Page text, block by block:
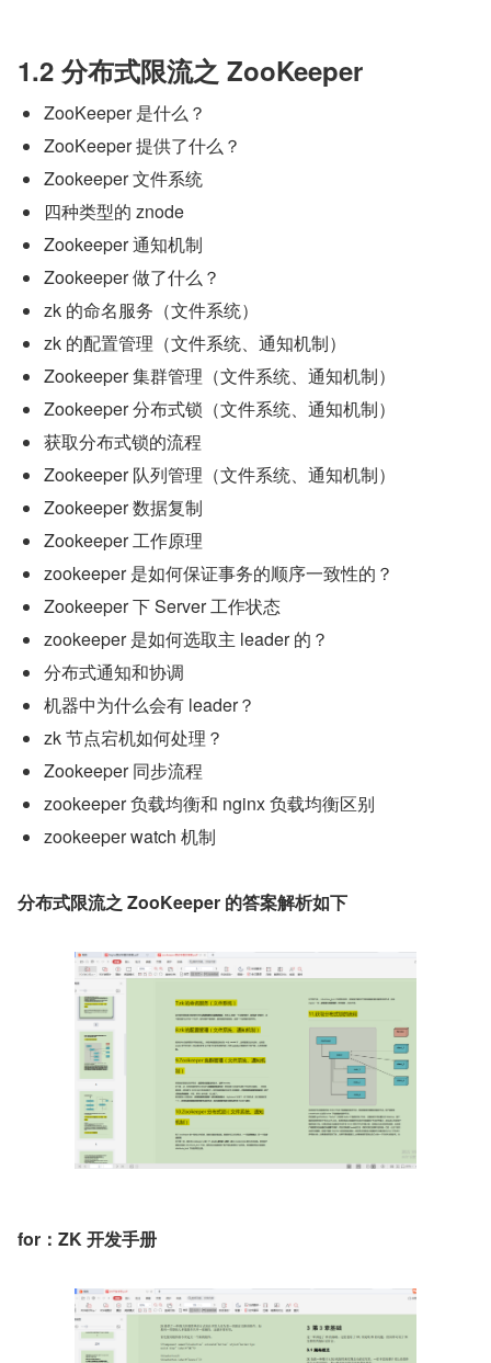
1.2 分布式限流之 ZooKeeper
ZooKeeper 是什么？
ZooKeeper 提供了什么？
Zookeeper 文件系统
四种类型的 znode
Zookeeper 通知机制
Zookeeper 做了什么？
zk 的命名服务（文件系统）
zk 的配置管理（文件系统、通知机制）
Zookeeper 集群管理（文件系统、通知机制）
Zookeeper 分布式锁（文件系统、通知机制）
获取分布式锁的流程
Zookeeper 队列管理（文件系统、通知机制）
Zookeeper 数据复制
Zookeeper 工作原理
zookeeper 是如何保证事务的顺序一致性的？
Zookeeper 下 Server 工作状态
zookeeper 是如何选取主 leader 的？
分布式通知和协调
机器中为什么会有 leader？
zk 节点宕机如何处理？
Zookeeper 同步流程
zookeeper 负载均衡和 nginx 负载均衡区别
zookeeper watch 机制
分布式限流之 ZooKeeper 的答案解析如下
for：ZK 开发手册